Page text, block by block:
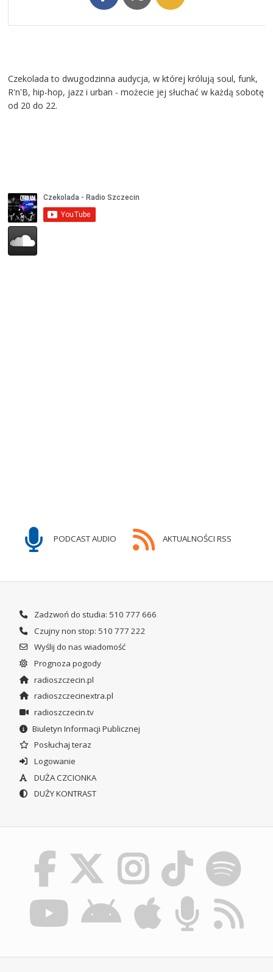
Czekolada to dwugodzinna audycja, w której królują soul, funk,
R'n'B, hip-hop, jazz i urban - możecie jej słuchać w każdą sobotę
od 20 do 22.
PODCAST AUDIO AKTUALNOŚCI RSS
Zadzwoń do studia: 510 777 666
Czujny non stop: 510 777 222
Wyślij do nas wiadomość
Prognoza pogody
radioszczecin.pl
radioszczecinextra.pl
radioszczecin.tv
Biuletyn Informacji Publicznej
Posłuchaj teraz
Logowanie
DUŻA CZCIONKA
DUŻY KONTRAST